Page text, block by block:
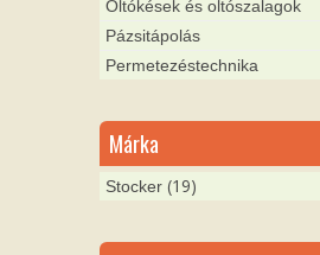
Oltókések és oltószalagok
Pázsitápolás
Permetezéstechnika
Márka
Stocker (19)